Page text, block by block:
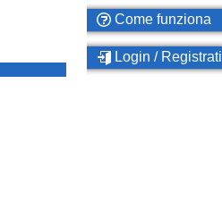
Come funziona
Login / Registrati